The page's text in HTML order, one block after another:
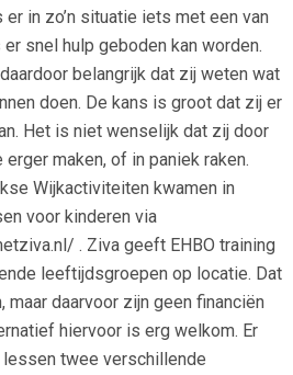
in zo’n situatie iets met een van
snel hulp geboden kan worden.
belangrijk dat zij weten wat
doen. De kans is groot dat zij er
Het is niet wenselijk dat zij door
maken, of in paniek raken.
Wijkactiviteiten kwamen in
voor kinderen via
. Ziva geeft EHBO training
leeftijdsgroepen op locatie. Dat
daarvoor zijn geen financiën
hiervoor is erg welkom. Er
lessen twee verschillende